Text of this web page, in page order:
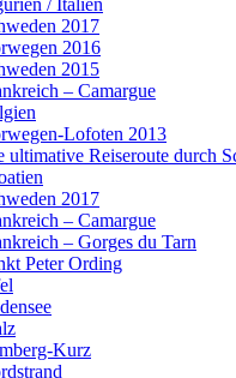
2017
2016
2015
– Camargue
Lofoten 2013
ultimative Reiseroute durch
2017
– Camargue
– Gorges du Tarn
Peter Ording
Kurz